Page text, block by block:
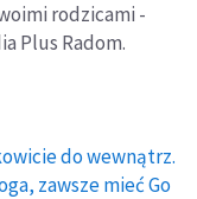
rodzicami -
Plus Radom.
do wewnątrz.
zawsze mieć Go